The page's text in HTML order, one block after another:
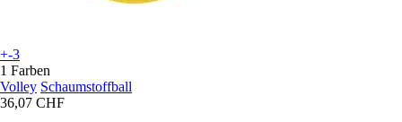
+-3
1 Farben
Volley Schaumstoffball
36,07 CHF